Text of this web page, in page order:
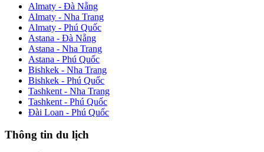
Almaty - Đà Nẵng
Almaty - Nha Trang
Almaty - Phú Quốc
Astana - Đà Nẵng
Astana - Nha Trang
Astana - Phú Quốc
Bishkek - Nha Trang
Bishkek - Phú Quốc
Tashkent - Nha Trang
Tashkent - Phú Quốc
Đài Loan - Phú Quốc
Thông tin du lịch